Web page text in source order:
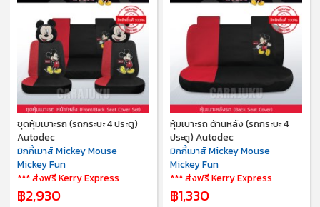
ชุดหุ้มเบาะรถ (รถกระบะ 4 ประตู)
Autodec
มิกกี้เมาส์ Mickey Mouse
Mickey Fun
*** ส่งฟรี Kerry Express
฿2,930
หุ้มเบาะรถ ด้านหลัง (รถกระบะ 4
ประตู) Autodec
มิกกี้เมาส์ Mickey Mouse
Mickey Fun
*** ส่งฟรี Kerry Express
฿1,330